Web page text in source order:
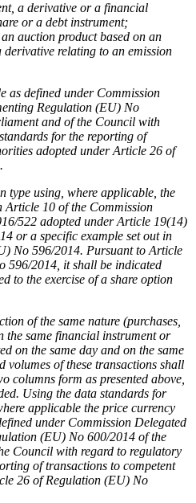
a derivative or a financial
or a debt instrument;
an auction product based on an
derivative relating to an emission
as defined under Commission
Regulation (EU) No
and of the Council with
standards for the reporting of
adopted under Article 26 of
type using, where applicable, the
Article 10 of the Commission
522 adopted under Article 19(14)
or a specific example set out in
No 596/2014. Pursuant to Article
596/2014, it shall be indicated
to the exercise of a share option
of the same nature (purchases,
the same financial instrument or
on the same day and on the same
volumes of these transactions shall
columns form as presented above,
Using the data standards for
applicable the price currency
under Commission Delegated
(EU) No 600/2014 of the
Council with regard to regulatory
of transactions to competent
26 of Regulation (EU) No